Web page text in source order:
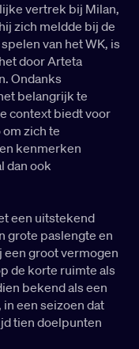
vertrek bij Milan,
zich meldde bij de
van het WK, is
door Arteta
Ondanks
belangrijk te
context biedt voor
zich te
kenmerken
dan ook
een uitstekend
grote paslengte en
een groot vermogen
de korte ruimte als
bekend als een
een seizoen dat
tien doelpunten